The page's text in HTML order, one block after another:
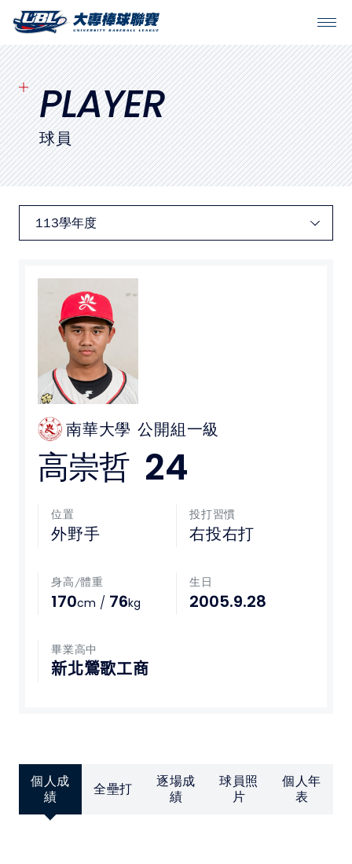
SITEMAP
首頁
球隊戰績
賽程表
球隊與球員
比賽場地
最新消息
媒體文章
下載專區
聯絡我們
POLICY
隱私權政策
網站使用條款
教育部體育署
PLAYER
球員
南華大學 公開組一級
高崇哲 24
位置
外野手
投打習慣
右投右打
身高/體重
170cm / 76kg
生日
2005.9.28
畢業高中
新北鶯歌工商
個人成
績
全壘打
逐場成
績
球員照
片
個人年
表